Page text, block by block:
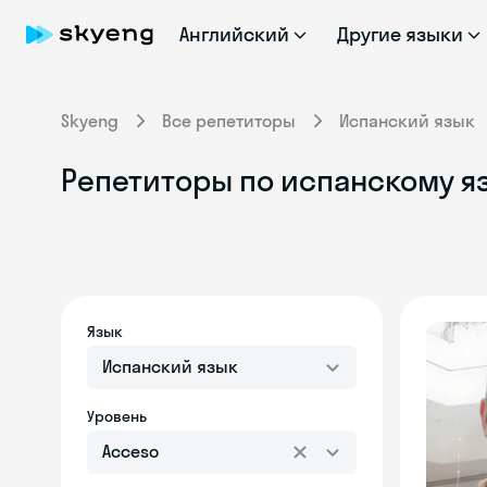
Английский Другие языки
Skyeng Все репетиторы Испанский язык
Репетиторы по испанскому
Язык
Испанский язык
Уровень
Acceso